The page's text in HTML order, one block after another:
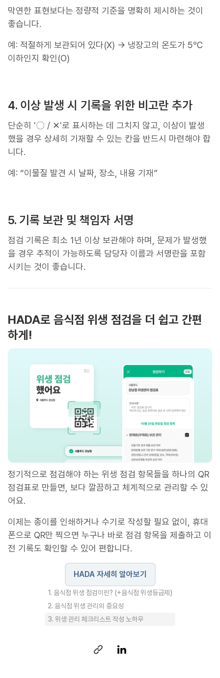
막연한 표현보다는 정량적 기준을 명확히 제시하는 것이
좋습니다.
예: 적절하게 보관되어 있다(X) → 냉장고의 온도가 5℃
이하인지 확인(O)
4. 이상 발생 시 기록을 위한 비고란 추가
단순히 '〇 / ✕'로 표시하는 데 그치지 않고, 이상이 발생
했을 경우 상세히 기재할 수 있는 칸을 반드시 마련해야 합
니다.
예: “이물질 발견 시 날짜, 장소, 내용 기재”
5. 기록 보관 및 책임자 서명
점검 기록은 최소 1년 이상 보관해야 하며, 문제가 발생했
을 경우 추적이 가능하도록 담당자 이름과 서명란을 포함
시키는 것이 좋습니다.
HADA로 음식점 위생 점검을 더 쉽고 간편
하게!
정기적으로 점검해야 하는 위생 점검 항목들을 하나의 QR
점검표로 만들면, 보다 깔끔하고 체계적으로 관리할 수 있
어요.
이제는 종이를 인쇄하거나 수기로 작성할 필요 없이, 휴대
폰으로 QR만 찍으면 누구나 바로 점검 항목을 제출하고 이
전 기록도 확인할 수 있어 편합니다.
HADA 자세히 알아보기
1. 음식점 위생 점검이란? (+음식점 위생등급제)
2. 음식점 위생 관리의 중요성
3. 위생 관리 체크리스트 작성 노하우